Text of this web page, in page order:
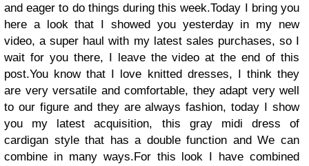
and eager to do things during this week.Today I bring you
here a look that I showed you yesterday in my new
video, a super haul with my latest sales purchases, so I
wait for you there, I leave the video at the end of this
post.You know that I love knitted dresses, I think they
are very versatile and comfortable, they adapt very well
to our figure and they are always fashion, today I show
you my latest acquisition, this gray midi dress of
cardigan style that has a double function and We can
combine in many ways. For this look I have combined